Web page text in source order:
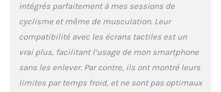
intégrés parfaitement à mes sessions de
cyclisme et même de musculation. Leur
compatibilité avec les écrans tactiles est un
vrai plus, facilitant l’usage de mon smartphone
sans les enlever. Par contre, ils ont montré leurs
limites par temps froid, et ne sont pas optimaux